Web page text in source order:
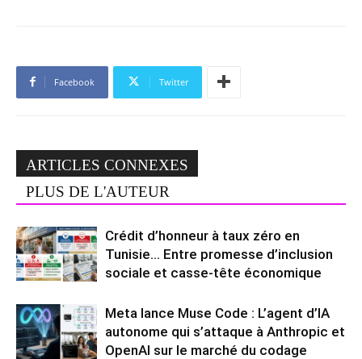
Facebook Twitter
ARTICLES CONNEXES
PLUS DE L'AUTEUR
Crédit d’honneur à taux zéro en
Tunisie… Entre promesse d’inclusion
sociale et casse-tête économique
Meta lance Muse Code : L’agent d’IA
autonome qui s’attaque à Anthropic et
OpenAI sur le marché du codage